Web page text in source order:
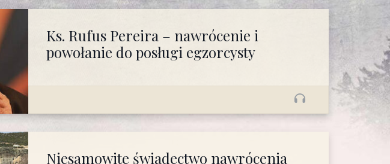
Ks. Rufus Pereira – nawrócenie i
powołanie do posługi egzorcysty
Niesamowite świadectwo nawrócenia